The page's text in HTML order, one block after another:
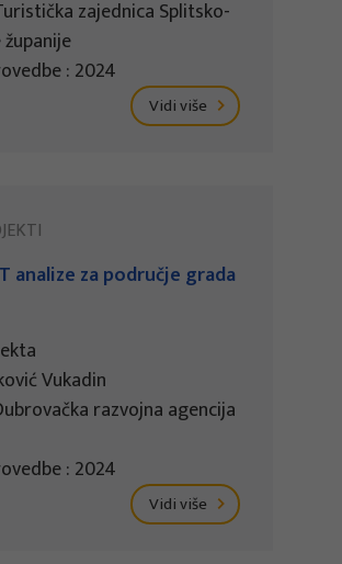
zajednica Splitsko-
: 2024
Vidi više
analize za područje grada
Vukadin
razvojna agencija
: 2024
Vidi više